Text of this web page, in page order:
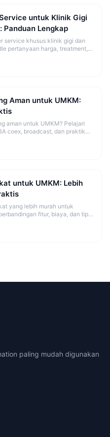
untuk Klinik Gigi
Panduan Lengkap
service khusus klinik gigi dan
pertanyaan harga, treatment,
Aman untuk UMKM:
aman untuk UMKM? Pelajari
coex, broadcast, dan praktik
untuk UMKM: Lebih
yang lebih murah untuk
fitur, biaya, dan tips
paling mudah digunakan